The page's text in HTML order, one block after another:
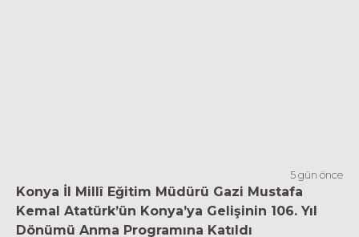
5 gün önce
Konya İl Millî Eğitim Müdürü Gazi Mustafa
Kemal Atatürk’ün Konya’ya Gelişinin 106. Yıl
Dönümü Anma Programına Katıldı